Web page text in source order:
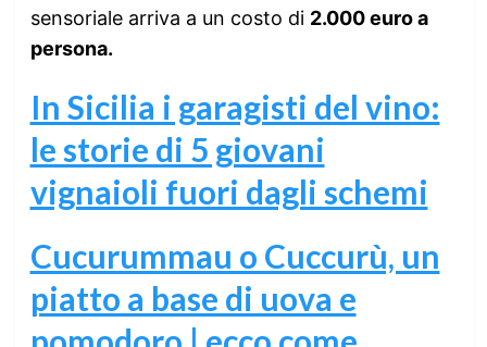
sensoriale arriva a un costo di 2.000 euro a
persona.
In Sicilia i garagisti del vino:
le storie di 5 giovani
vignaioli fuori dagli schemi
Cucurummau o Cuccurù, un
piatto a base di uova e